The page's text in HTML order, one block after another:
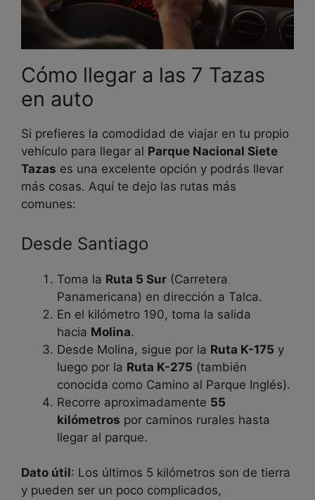
Cómo llegar a las 7 Tazas
en auto
Si prefieres la comodidad de viajar en tu propio
vehículo para llegar al Parque Nacional Siete
Tazas es una excelente opción y podrás llevar
más cosas. Aquí te dejo las rutas más
comunes:
Desde Santiago
Toma la Ruta 5 Sur (Carretera
Panamericana) en dirección a Talca.
En el kilómetro 190, toma la salida
hacia Molina.
Desde Molina, sigue por la Ruta K-175 y
luego por la Ruta K-275 (también
conocida como Camino al Parque Inglés).
Recorre aproximadamente 55
kilómetros por caminos rurales hasta
llegar al parque.
Dato útil: Los últimos 5 kilómetros son de tierra
y pueden ser un poco complicados,